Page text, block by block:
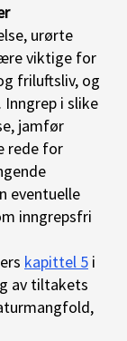
urørte
viktige for
friluftsliv, og
i slike
jamfør
rede for
eventuelle
inngrepsfri
kapittel 5 i
av tiltakets